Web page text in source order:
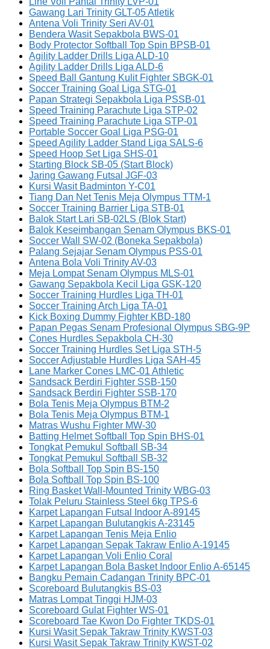
Gawang Lari Trinity GLT-05 Atletik
Antena Voli Trinity Seri AV-01
Bendera Wasit Sepakbola BWS-01
Body Protector Softball Top Spin BPSB-01
Agility Ladder Drills Liga ALD-10
Agility Ladder Drills Liga ALD-6
Speed Ball Gantung Kulit Fighter SBGK-01
Soccer Training Goal Liga STG-01
Papan Strategi Sepakbola Liga PSSB-01
Speed Training Parachute Liga STP-02
Speed Training Parachute Liga STP-01
Portable Soccer Goal Liga PSG-01
Speed Agility Ladder Stand Liga SALS-6
Speed Hoop Set Liga SHS-01
Starting Block SB-05 (Start Block)
Jaring Gawang Futsal JGF-03
Kursi Wasit Badminton Y-C01
Tiang Dan Net Tenis Meja Olympus TTM-1
Soccer Training Barrier Liga STB-01
Balok Start Lari SB-02LS (Blok Start)
Balok Keseimbangan Senam Olympus BKS-01
Soccer Wall SW-02 (Boneka Sepakbola)
Palang Sejajar Senam Olympus PSS-01
Antena Bola Voli Trinity AV-03
Meja Lompat Senam Olympus MLS-01
Gawang Sepakbola Kecil Liga GSK-120
Soccer Training Hurdles Liga TH-01
Soccer Training Arch Liga TA-01
Kick Boxing Dummy Fighter KBD-180
Papan Pegas Senam Profesional Olympus SBG-9P
Cones Hurdles Sepakbola CH-30
Soccer Training Hurdles Set Liga STH-5
Soccer Adjustable Hurdles Liga SAH-45
Lane Marker Cones LMC-01 Athletic
Sandsack Berdiri Fighter SSB-150
Sandsack Berdiri Fighter SSB-170
Bola Tenis Meja Olympus BTM-2
Bola Tenis Meja Olympus BTM-1
Matras Wushu Fighter MW-30
Batting Helmet Softball Top Spin BHS-01
Tongkat Pemukul Softball SB-34
Tongkat Pemukul Softball SB-32
Bola Softball Top Spin BS-150
Bola Softball Top Spin BS-100
Ring Basket Wall-Mounted Trinity WBG-03
Tolak Peluru Stainless Steel 6kg TPS-6
Karpet Lapangan Futsal Indoor A-89145
Karpet Lapangan Bulutangkis A-23145
Karpet Lapangan Tenis Meja Enlio
Karpet Lapangan Sepak Takraw Enlio A-19145
Karpet Lapangan Voli Enlio Coral
Karpet Lapangan Bola Basket Indoor Enlio A-65145
Bangku Pemain Cadangan Trinity BPC-01
Scoreboard Bulutangkis BS-03
Matras Lompat Tinggi HJM-03
Scoreboard Gulat Fighter WS-01
Scoreboard Tae Kwon Do Fighter TKDS-01
Kursi Wasit Sepak Takraw Trinity KWST-03
Kursi Wasit Sepak Takraw Trinity KWST-02